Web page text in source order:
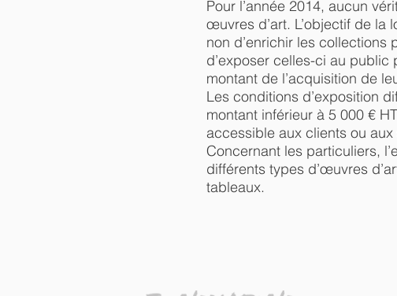
Pour l’année 2014, aucun
œuvres d’art. L’objectif de la
non d’enrichir les
d’exposer celles-ci au
montant de l’acquisition de
Les conditions d’exposition
montant inférieur à 5 000 €
accessible aux clients ou aux
Concernant les particuliers,
différents types d’œuvres
tableaux.